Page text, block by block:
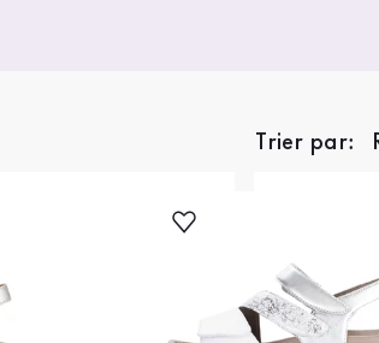
Trier par: